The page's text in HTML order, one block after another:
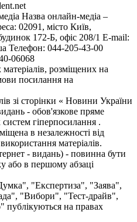
Назва онлайн-медіа –
02091, місто Київ,
172-Б, офіс 208/1 E-mail:
Телефон: 044-205-43-00
06068
розміщених на
посилання на
зі сторінки « Новини України
- обов'язкове пряме
гіперпосилання .
в незалежності від
матеріалів.
- видань) - повинна бути
або в першому абзаці
"Експертиза", "Заява",
"Вибори", "Тест-драйв",
на правах